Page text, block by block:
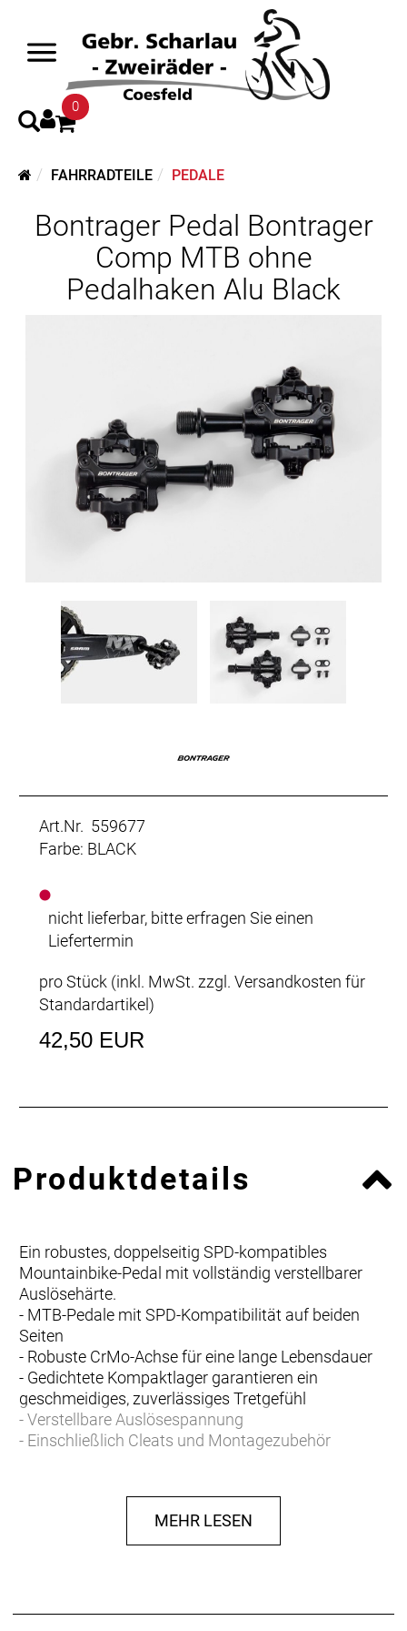
0
FAHRRADTEILE PEDALE
Bontrager Pedal Bontrager
Comp MTB ohne
Pedalhaken Alu Black
Art.Nr. 559677
Farbe: BLACK
nicht lieferbar, bitte erfragen Sie einen
Liefertermin
pro Stück (inkl. MwSt. zzgl. Versandkosten für
Standardartikel)
42,50 EUR
Produktdetails
Ein robustes, doppelseitig SPD-kompatibles
Mountainbike-Pedal mit vollständig verstellbarer
Auslösehärte.
- MTB-Pedale mit SPD-Kompatibilität auf beiden
Seiten
- Robuste CrMo-Achse für eine lange Lebensdauer
- Gedichtete Kompaktlager garantieren ein
geschmeidiges, zuverlässiges Tretgefühl
- Verstellbare Auslösespannung
- Einschließlich Cleats und Montagezubehör
MEHR LESEN